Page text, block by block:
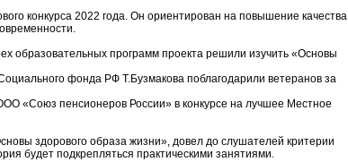
конкурса 2022 года. Он ориентирован на повышение качества
образовательных программ проекта решили изучить «Основы
фонда РФ Т.Бузмакова поблагодарили ветеранов за
«Союз пенсионеров России» в конкурсе на лучшее Местное
здорового образа жизни», довел до слушателей критерии
будет подкрепляться практическими занятиями.